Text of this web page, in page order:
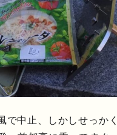
で中止、しかしせっか